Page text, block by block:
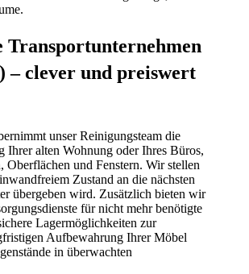
Transportunternehmen
– clever und preiswert
unser Reinigungsteam die
Ihrer alten Wohnung oder Ihres Büros,
Oberflächen und Fenstern. Wir stellen
Zustand an die nächsten
übergeben wird. Zusätzlich bieten wir
für nicht mehr benötigte
Lagermöglichkeiten zur
Aufbewahrung Ihrer Möbel
in überwachten